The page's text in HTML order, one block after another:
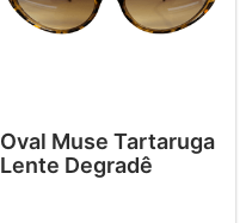
Oval Muse Tartaruga
Lente Degradê